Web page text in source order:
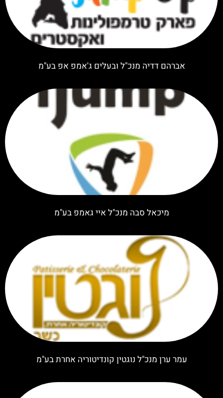
אברהם דדיה מנכ"ל ובעלים ג'אמפ אפ בע"מ
מיכאל סבה מנכ"ל איי גאמפ בע"מ
עמר ערן מנכ"ל נוגטין קונדיטוריה אחרת בע"מ